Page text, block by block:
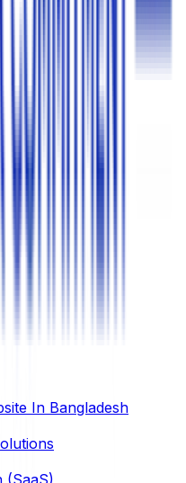
In Bangladesh